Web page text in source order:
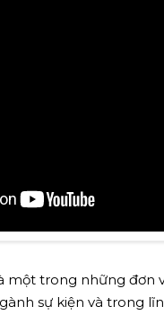
một trong những đơn
sự kiện và trong